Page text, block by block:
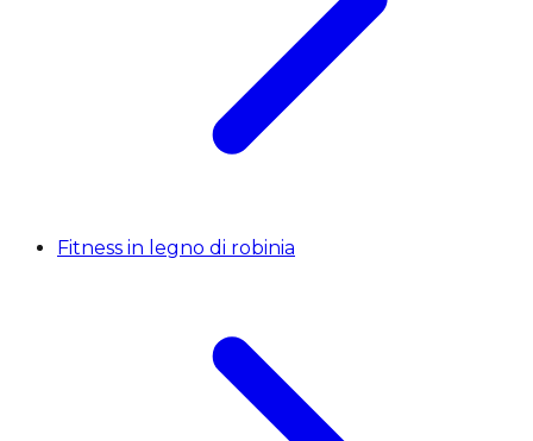
Fitness in legno di robinia